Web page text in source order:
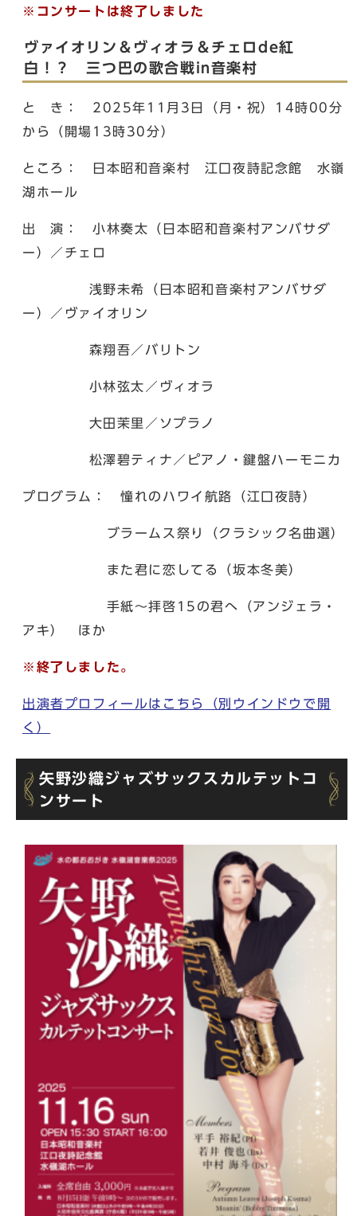
※コンサートは終了しました
ヴァイオリン＆ヴィオラ＆チェロde紅
白！？ 三つ巴の歌合戦in音楽村
と き： 2025年11月3日（月・祝）14時00分
から（開場13時30分）
ところ： 日本昭和音楽村 江口夜詩記念館 水嶺
湖ホール
出 演： 小林奏太（日本昭和音楽村アンバサダ
ー）／チェロ
浅野未希（日本昭和音楽村アンバサダ
ー）／ヴァイオリン
森翔吾／バリトン
小林弦太／ヴィオラ
大田茉里／ソプラノ
松澤碧ティナ／ピアノ・鍵盤ハーモニカ
プログラム： 憧れのハワイ航路（江口夜詩）
ブラームス祭り（クラシック名曲選）
また君に恋してる（坂本冬美）
手紙〜拝啓15の君へ（アンジェラ・
アキ） ほか
※終了しました。
出演者プロフィールはこちら
（別ウインドウで開
く）
矢野沙織ジャズサックスカルテットコ
ンサート